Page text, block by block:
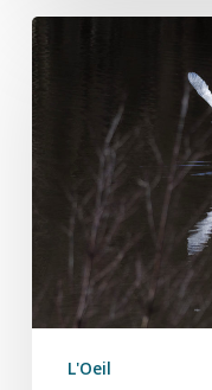
natures
ViVes
(4)
L'Oeil